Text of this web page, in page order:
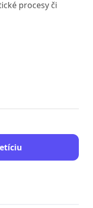
procesy či
nebudú sa
peniaze a nemá
SR, k